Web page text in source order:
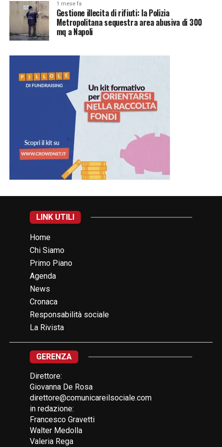
1 mese fa
Gestione illecita di rifiuti: la Polizia
Metropolitana sequestra area abusiva di 300
mq a Napoli
LINK UTILI
Home
Chi Siamo
Primo Piano
Agenda
News
Cronaca
Responsabilità sociale
La Rivista
GERENZA
Direttore:
Giovanna De Rosa
direttore@comunicareilsociale.com
in redazione:
Francesco Gravetti
Walter Medolla
Valeria Rega